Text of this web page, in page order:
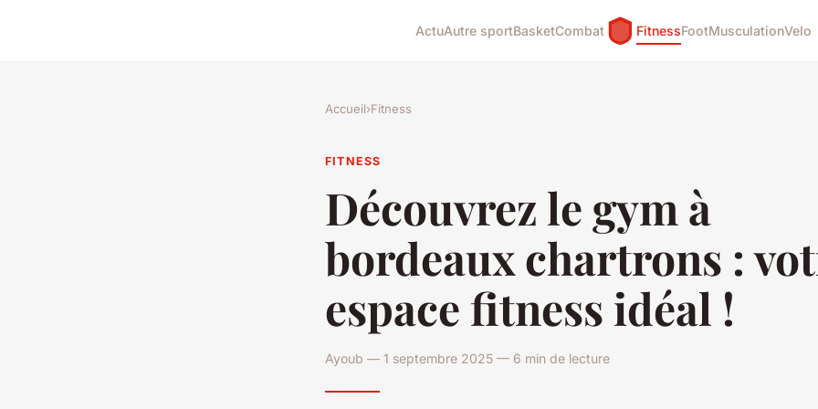
ActuAutre sportBasketCombat FitnessFootMusculationVelo
Accueil›Fitness
FITNESS
Découvrez le gym à
bordeaux chartrons :
espace fitness idéal !
Ayoub — 1 septembre 2025 — 6 min de lecture